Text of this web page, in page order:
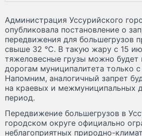
Администрация Уссурийского
опубликовала постановление о
передвижения для большегрузов
свыше 32 °C. В такую жару с 15
тяжеловесные грузы можно будет
дорогам муниципалитета только
Напомним, аналогичный запрет
на краевых и межмуниципальных
период.
Передвижение большегрузов в
городском округе официально
неблагоприятных природно-